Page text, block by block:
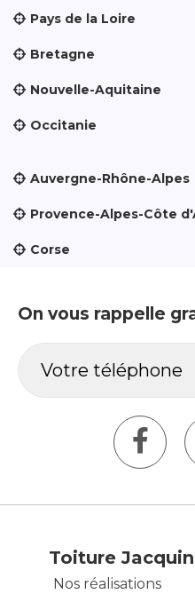
Pays de la Loire
Bretagne
Nouvelle-Aquitaine
Occitanie
Auvergne-Rhône-Alpes
Provence-Alpes-Côte
Corse
On vous rappelle
Toiture Jacquin
Nos réalisations